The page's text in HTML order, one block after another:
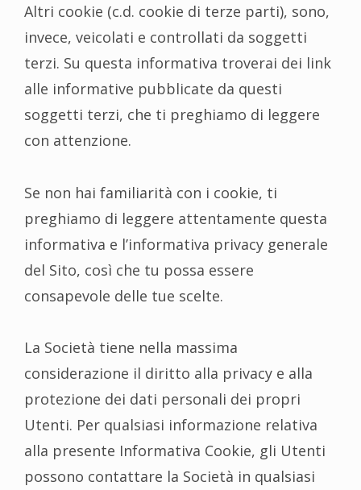
Altri cookie (c.d. cookie di terze parti), sono,
invece, veicolati e controllati da soggetti
terzi. Su questa informativa troverai dei link
alle informative pubblicate da questi
soggetti terzi, che ti preghiamo di leggere
con attenzione.
Se non hai familiarità con i cookie, ti
preghiamo di leggere attentamente questa
informativa e l’informativa privacy generale
del Sito, così che tu possa essere
consapevole delle tue scelte.
La Società tiene nella massima
considerazione il diritto alla privacy e alla
protezione dei dati personali dei propri
Utenti. Per qualsiasi informazione relativa
alla presente Informativa Cookie, gli Utenti
possono contattare la Società in qualsiasi